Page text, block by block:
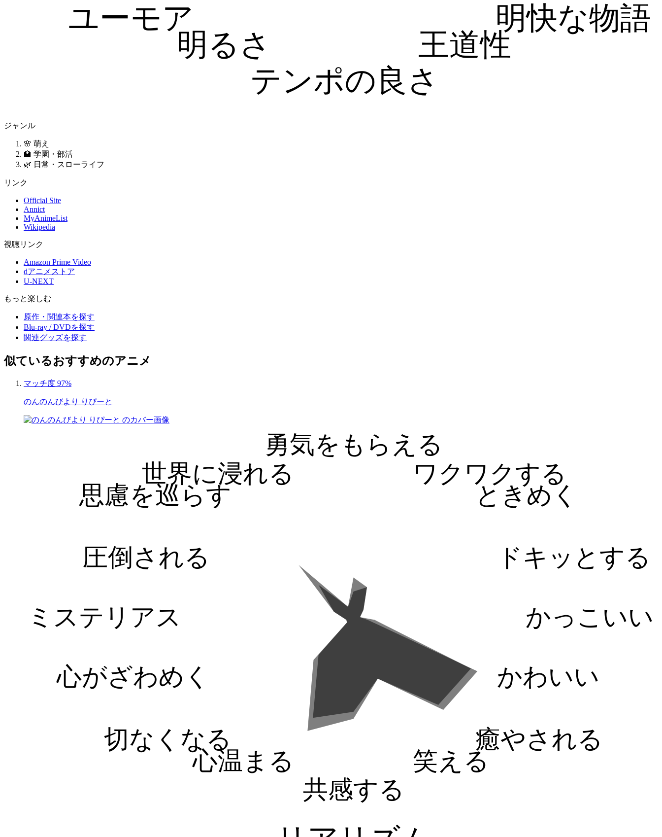
明快な物語
王道性
テンポの良さ
明るさ
ユーモア
ジャンル
🌸 萌え
🏫 学園・部活
🌿 日常・スローライフ
リンク
Official Site
Annict
MyAnimeList
Wikipedia
視聴リンク
Amazon Prime Video
dアニメストア
U-NEXT
もっと楽しむ
原作・関連本を探す
Blu-ray / DVDを探す
関連グッズを探す
似ているおすすめのアニメ
マッチ度 97%
のんのんびより りぴーと
勇気をもらえる
ワクワクする
ときめく
ドキッとする
かっこいい
かわいい
癒やされる
笑える
共感する
心温まる
切なくなる
心がざわめく
ミステリアス
圧倒される
思慮を巡らす
世界に浸れる